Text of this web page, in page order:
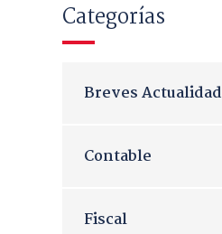
Categorías
Breves Actualidad
Contable
Fiscal